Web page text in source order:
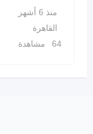
منذ 6 أشهر
القاهرة
64 مشاهدة